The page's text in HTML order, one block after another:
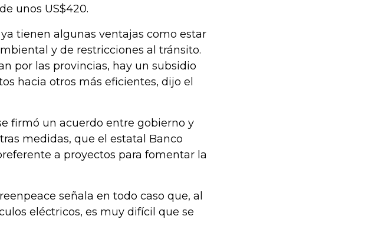
unos US$420.
tienen algunas ventajas como estar
y de restricciones al tránsito.
por las provincias, hay un subsidio
hacia otros más eficientes, dijo el
firmó un acuerdo entre gobierno y
medidas, que el estatal Banco
a proyectos para fomentar la
señala en todo caso que, al
eléctricos, es muy difícil que se